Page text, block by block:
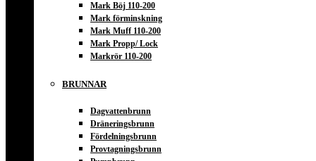
Mark Böj 110-200
Mark förminskning
Mark Muff 110-200
Mark Propp/ Lock
Markrör 110-200
BRUNNAR
Dagvattenbrunn
Dräneringsbrunn
Fördelningsbrunn
Provtagningsbrunn